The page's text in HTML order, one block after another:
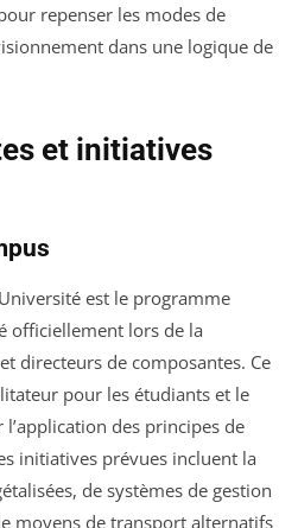
repenser les modes de
dans une logique de
et initiatives
est le programme
officiellement lors de la
directeurs de composantes. Ce
pour les étudiants et le
des principes de
initiatives prévues incluent la
de systèmes de gestion
moyens de transport alternatifs